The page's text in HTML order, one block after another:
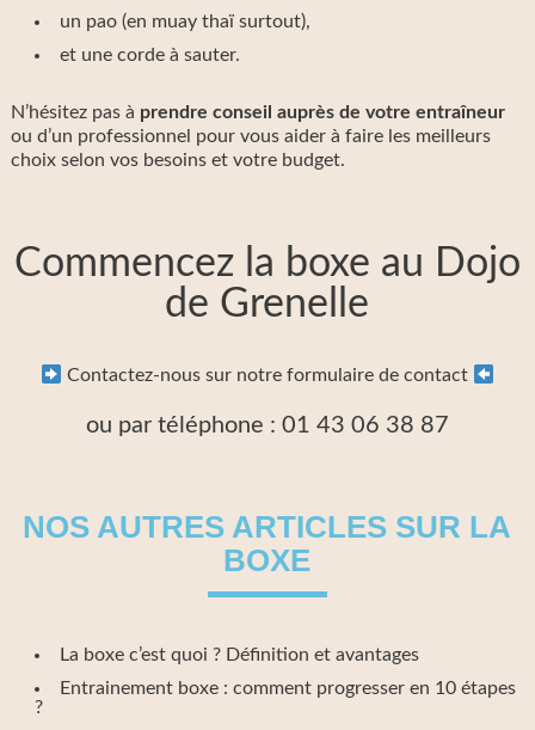
un pao (en muay thaï surtout),
et une corde à sauter.
N’hésitez pas à prendre conseil auprès de votre entraîneur
ou d’un professionnel pour vous aider à faire les meilleurs
choix selon vos besoins et votre budget.
Commencez la boxe au Dojo
de Grenelle
Contactez-nous sur notre formulaire de contact
ou par téléphone : 01 43 06 38 87
NOS AUTRES ARTICLES SUR LA
BOXE
La boxe c’est quoi ? Définition et avantages
Entrainement boxe : comment progresser en 10 étapes
?